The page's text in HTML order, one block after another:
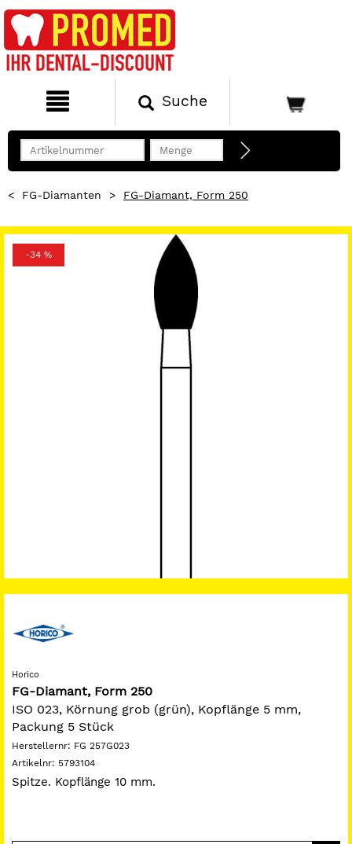
Suche
< FG-Diamanten > FG-Diamant, Form 250
-34 %
Horico
FG-Diamant, Form 250
ISO 023, Körnung grob (grün), Kopflänge 5 mm,
Packung 5 Stück
Herstellernr: FG 257G023
Artikelnr: 5793104
Spitze. Kopflänge 10 mm.